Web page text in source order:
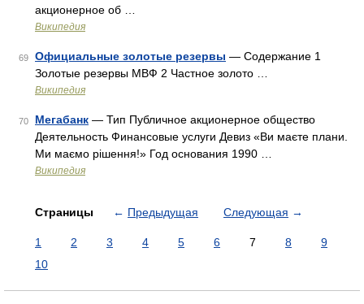
акционерное об …
Википедия
69 Официальные золотые резервы — Содержание 1
Золотые резервы МВФ 2 Частное золото …
Википедия
70 Мегабанк — Тип Публичное акционерное общество
Деятельность Финансовые услуги Девиз «Ви маєте плани.
Ми маємо рішення!» Год основания 1990 …
Википедия
Страницы ← Предыдущая Следующая →
1 2 3 4 5 6 7 8
9
10